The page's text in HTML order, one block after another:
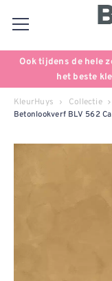
Ook tijdens de hele
het beste
KleurHuys Collectie
Betonlookverf BLV 562